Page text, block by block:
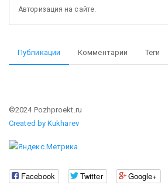
Авторизация на сайте.
Публикации Комментарии Теги
©2024 Pozhproekt.ru
Created by Kukharev
Facebook Twitter Google+